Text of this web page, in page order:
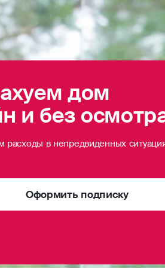
дом
и без
расходы в непредвиденных
Оформить подписку